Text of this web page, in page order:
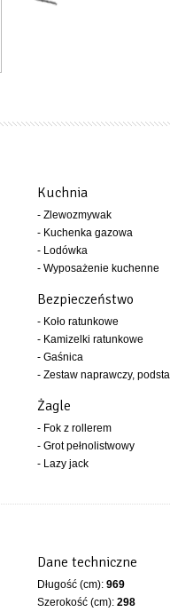
Kuchnia
- Zlewozmywak
- Kuchenka gazowa
- Lodówka
- Wyposażenie kuchenne
Bezpieczeństwo
- Koło ratunkowe
- Kamizelki ratunkowe
- Gaśnica
- Zestaw naprawczy,
Żagle
- Fok z rollerem
- Grot pełnolistwowy
- Lazy jack
Dane techniczne
Długość (cm): 969
Szerokość (cm): 298